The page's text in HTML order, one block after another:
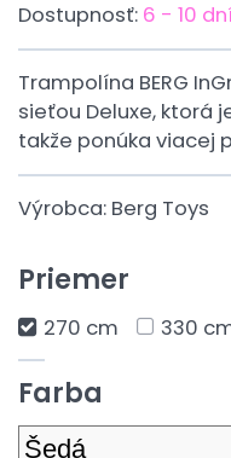
Dostupnosť: 6 - 10
Trampolína BERG
sieťou Deluxe, ktorá
takže ponúka viacej
Výrobca: Berg Toys
Priemer
270 cm 330
Farba